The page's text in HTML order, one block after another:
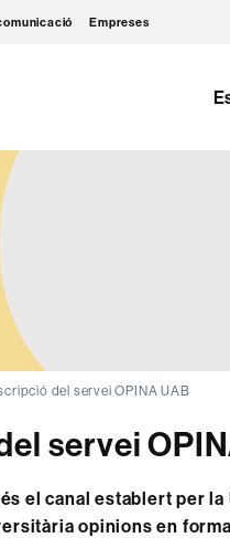
Empreses
del servei OPINA UAB
servei
el canal establert per
opinions en